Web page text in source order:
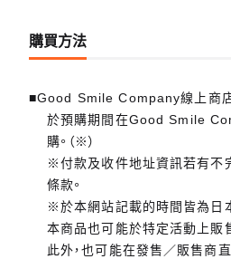
購買方法
■Good Smile Company線上商
於預購期間在Good Smile
購。（※）
※付款及收件地址資訊若有不
條款。
※於本網站記載的時間皆為日
本商品也可能於特定活動上販
此外，也可能在發售／販售商